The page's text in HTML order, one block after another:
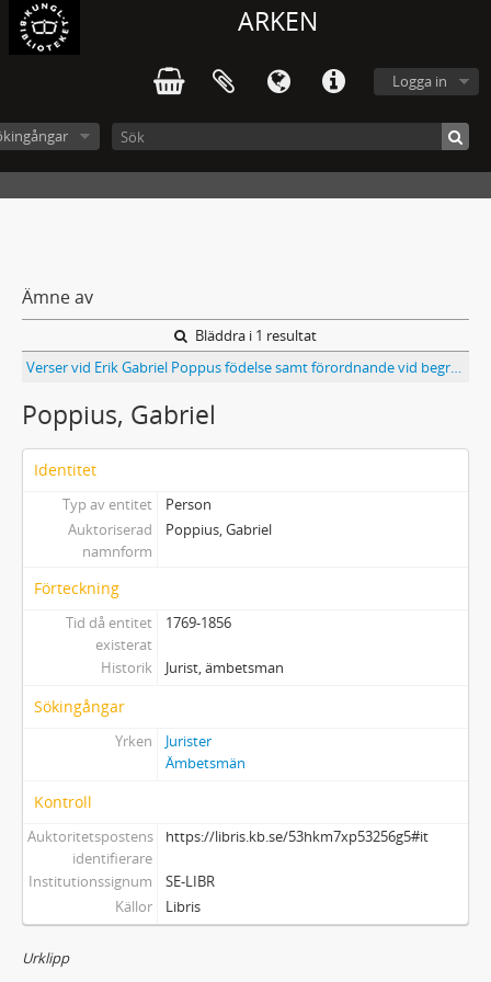
ARKEN
Logga in
Ämne av
Bläddra i 1 resultat
Verser vid Erik Gabriel Poppus födelse samt förordnande vid begravning
Poppius, Gabriel
Identitet
Typ av entitet
Person
Auktoriserad
namnform
Poppius, Gabriel
Förteckning
Tid då entitet
existerat
1769-1856
Historik Jurist, ämbetsman
Sökingångar
Yrken
Jurister
Ämbetsmän
Kontroll
Auktoritetspostens
identifierare
https://libris.kb.se/53hkm7xp53256g5#it
Institutionssignum
SE-LIBR
Källor
Libris
Urklipp